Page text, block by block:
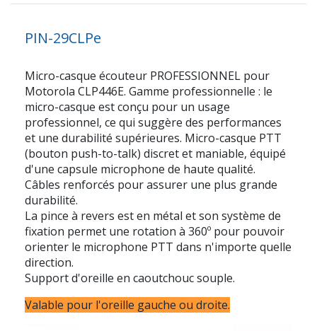
PIN-29CLPe
Micro-casque écouteur PROFESSIONNEL pour
Motorola CLP446E. Gamme professionnelle : le
micro-casque est conçu pour un usage
professionnel, ce qui suggère des performances
et une durabilité supérieures. Micro-casque PTT
(bouton push-to-talk) discret et maniable, équipé
d'une capsule microphone de haute qualité.
Câbles renforcés pour assurer une plus grande
durabilité.
La pince à revers est en métal et son système de
fixation permet une rotation à 360º pour pouvoir
orienter le microphone PTT dans n'importe quelle
direction.
Support d'oreille en caoutchouc souple.
Valable pour l'oreille gauche ou droite.